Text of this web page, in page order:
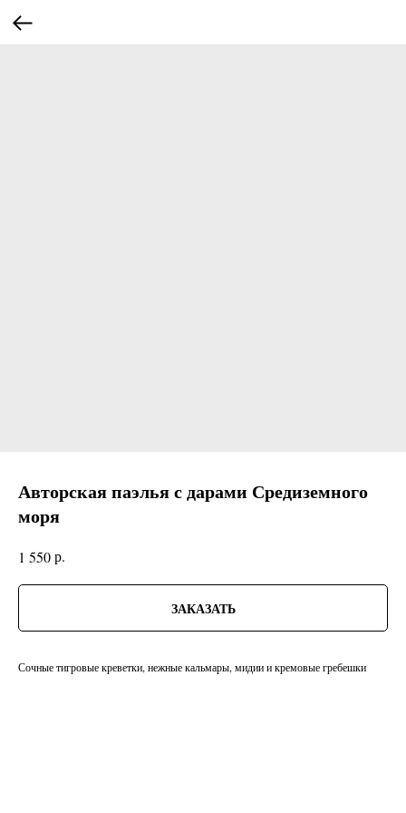
Авторская паэлья с дарами Средиземного
моря
1 550р.
ЗАКАЗАТЬ
Сочные тигровые креветки, нежные кальмары, мидии и кремовые гребешки